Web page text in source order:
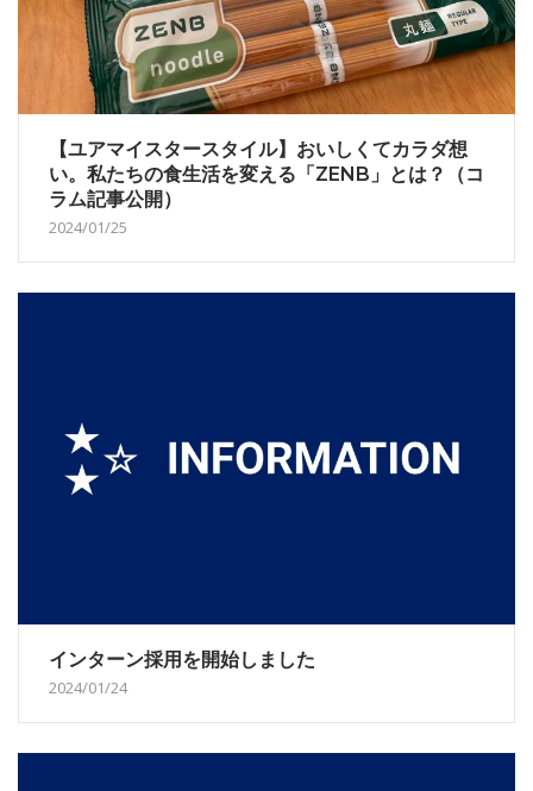
【ユアマイスタースタイル】おいしくてカラダ想
い。私たちの食生活を変える「ZENB」とは？（コ
ラム記事公開）
2024/01/25
インターン採用を開始しました
2024/01/24